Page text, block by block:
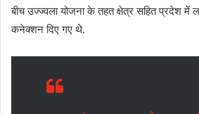
बीच उज्ज्वला योजना के तहत क्षेत्र सहित प्रदेश में
कनेक्शन दिए गए थे.